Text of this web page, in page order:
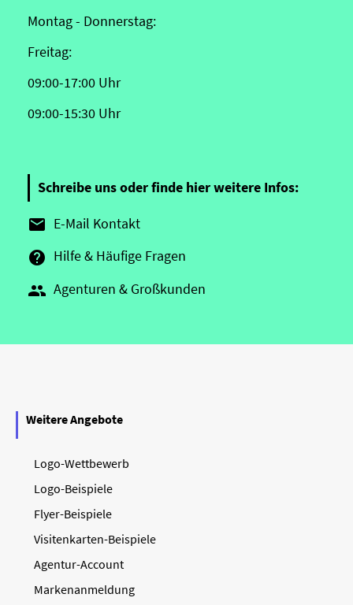
Montag - Donnerstag:
Freitag:
09:00-17:00 Uhr
09:00-15:30 Uhr
Schreibe uns oder finde hier weitere Infos:
 E-Mail Kontakt
 Hilfe & Häufige Fragen
 Agenturen & Großkunden
Weitere Angebote
Logo-Wettbewerb
Logo-Beispiele
Flyer-Beispiele
Visitenkarten-Beispiele
Agentur-Account
Markenanmeldung